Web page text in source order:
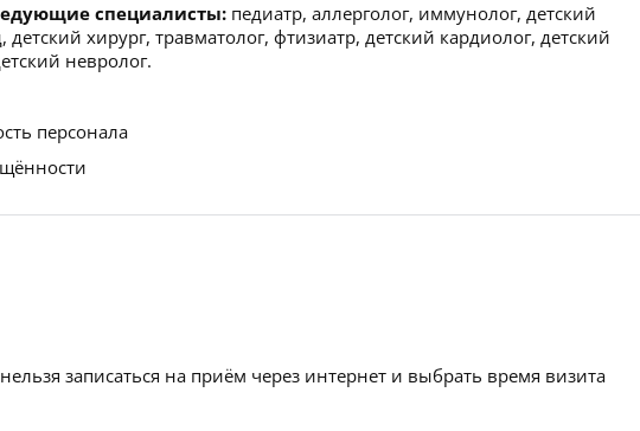
специалисты: педиатр, аллерголог, иммунолог, детский
детский хирург, травматолог, фтизиатр, детский кардиолог, детский
невролог.
персонала
записаться на приём через интернет и выбрать время визита